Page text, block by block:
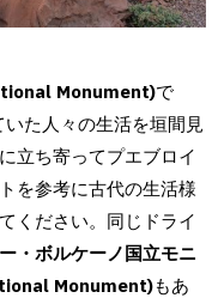
Monument)で
た人々の生活を垣間見
立ち寄ってプエブロイ
を参考に古代の生活様
ください。同じドライ
・ボルケーノ国立モニ
Monument)もあ